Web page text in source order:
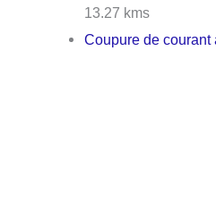
13.27 kms
Coupure de